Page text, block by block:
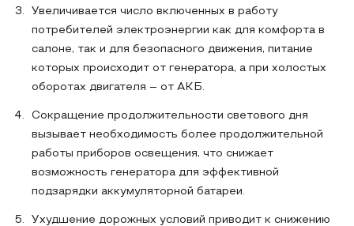
Увеличивается число включенных в работу
потребителей электроэнергии как для комфорта в
салоне, так и для безопасного движения, питание
которых происходит от генератора, а при холостых
оборотах двигателя – от АКБ.
Сокращение продолжительности светового дня
вызывает необходимость более продолжительной
работы приборов освещения, что снижает
возможность генератора для эффективной
подзарядки аккумуляторной батареи.
Ухудшение дорожных условий приводит к снижению